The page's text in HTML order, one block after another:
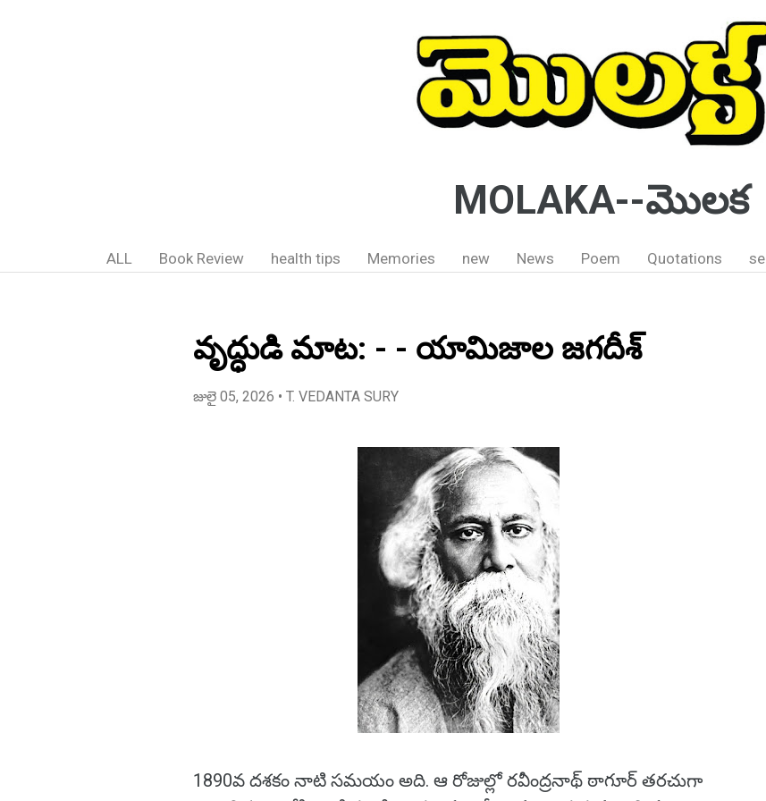
MOLAKA--మొలక
ALL Book Review health tips Memories new News Poem Quotations se
వృద్ధుడి మాట: - - యామిజాల జగదీశ్
జులై 05, 2026 • T. VEDANTA SURY
1890వ దశకం నాటి సమయం అది. ఆ రోజుల్లో రవీంద్రనాథ్ ఠాగూర్ తరచుగా